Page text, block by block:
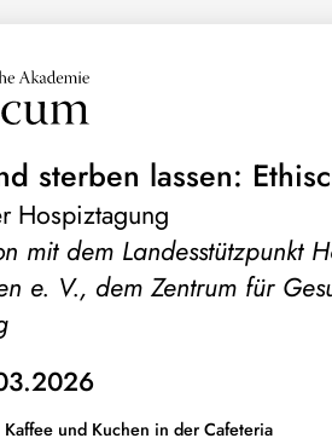
sterben lassen:
Hospiztagung
mit dem Landesstützpunkt
e. V., dem Zentrum für
Kaffee und Kuchen in der Cafeteria